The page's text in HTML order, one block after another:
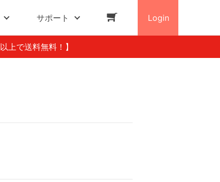
サポート Login
以上で送料無料！】